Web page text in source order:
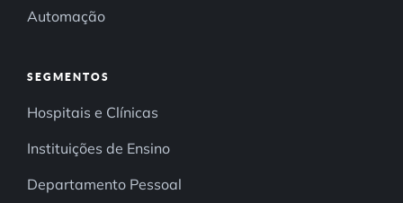
Automação
SEGMENTOS
Hospitais e Clínicas
Instituições de Ensino
Departamento Pessoal